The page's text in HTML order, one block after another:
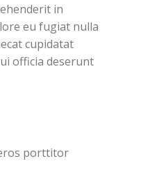
in
eu fugiat nulla
cupidatat
officia deserunt
porttitor